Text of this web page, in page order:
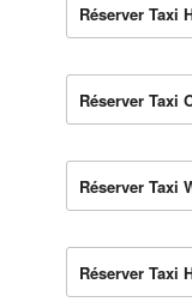
Réserver Taxi
Réserver Taxi
Réserver Taxi
Réserver Taxi